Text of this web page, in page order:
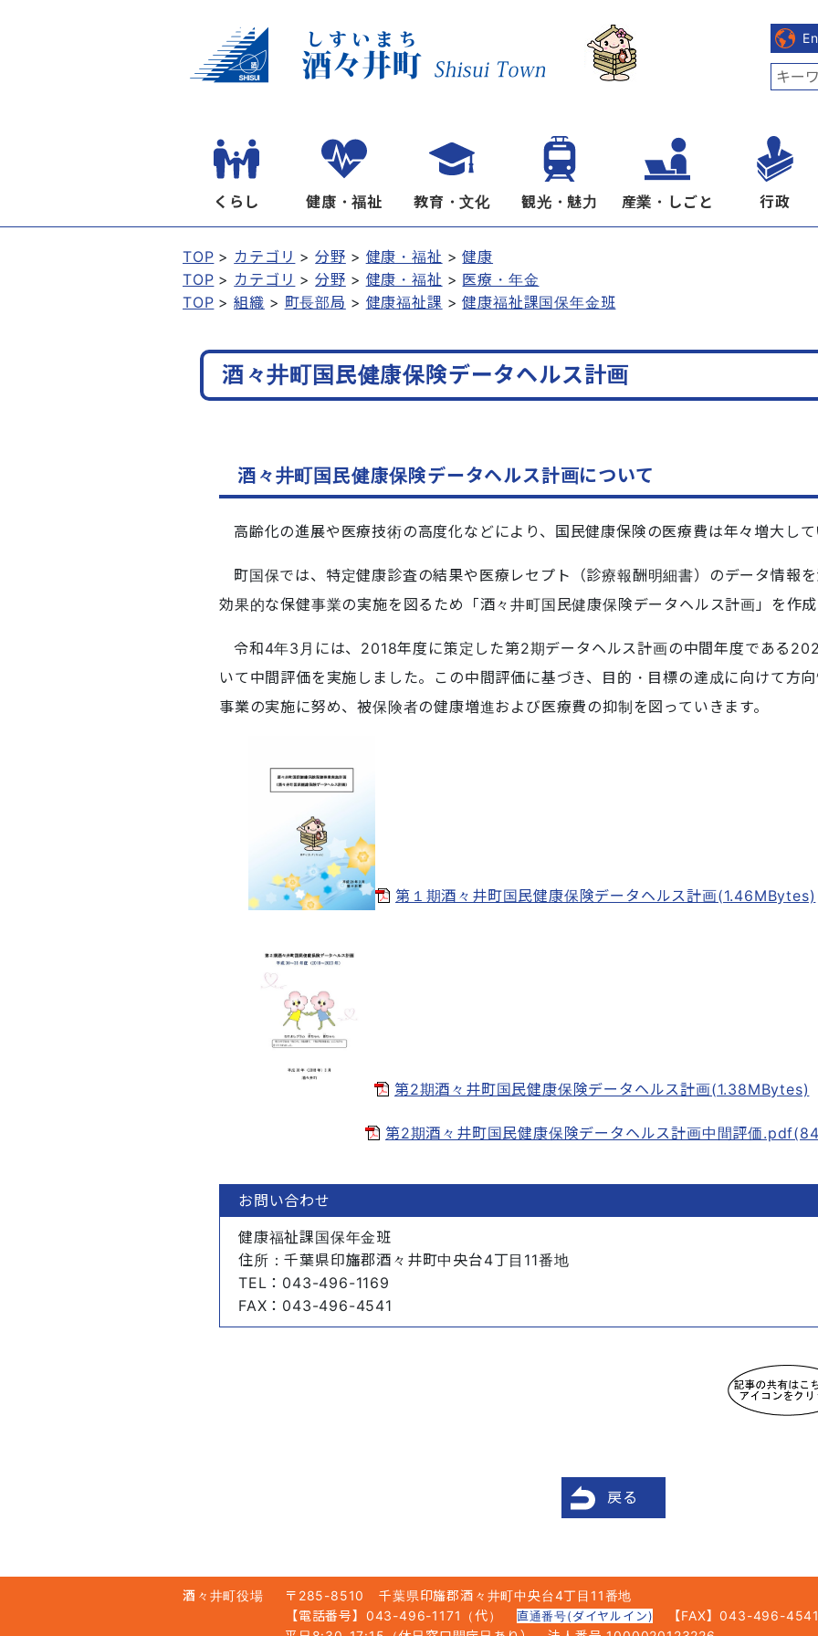
くらし 健康・福祉 教育・文化 観光・魅力 産業・しごと 行政
TOP カテゴリ 分野 健康・福祉
健康
TOP
カテゴリ 分野 健康・福祉
医療・年金
TOP
組織 町長部局 健康福祉課 健康福祉課国保年金班
酒々井町国民健康保険データヘルス計画
酒々井町国民健康保険データヘルス計画について
高齢化の進展や医療技術の高度化などにより、国民健康保険の医療費は年々増大し
町国保では、特定健康診査の結果や医療レセプト（診療報酬明細書）のデータ情報
効果的な保健事業の実施を図るため「酒々井町国民健康保険データヘルス計画」を作
令和4年3月には、2018年度に策定した第2期データヘルス計画の中間年度である
いて中間評価を実施しました。この中間評価に基づき、目的・目標の達成に向けて方
事業の実施に努め、被保険者の健康増進および医療費の抑制を図っていきます。
第１期酒々井町国民健康保険データヘルス計画(1.46MBytes)
第2期酒々井町国民健康保険データヘルス計画(1.38MBytes)
第2期酒々井町国民健康保険データヘルス計画中間評価
お問い合わせ
健康福祉課国保年金班
住所 ：千葉県印旛郡酒々井町中央台4丁目11番地
TEL ：043-496-1169
FAX ：043-496-4541
戻る
酒々井町役場 〒285-8510
千葉県印旛郡酒々井町中央台4丁目11番地
【電話番号】043-496-1171（代）
直通番号(ダイヤルイン)
【FAX】043-496-